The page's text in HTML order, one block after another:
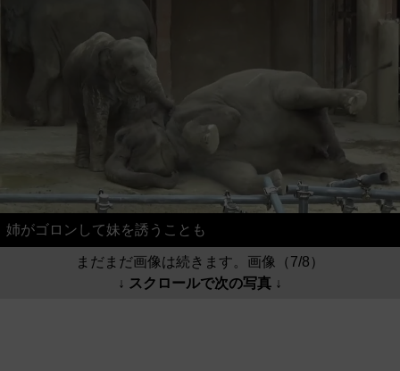
姉がゴロンして妹を誘うことも
まだまだ画像は続きます。画像（7/8）
↓ スクロールで次の写真 ↓